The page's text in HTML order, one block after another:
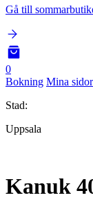
Gå till
0
Bokning Mina sidor
Stad:
Uppsala
Kanuk